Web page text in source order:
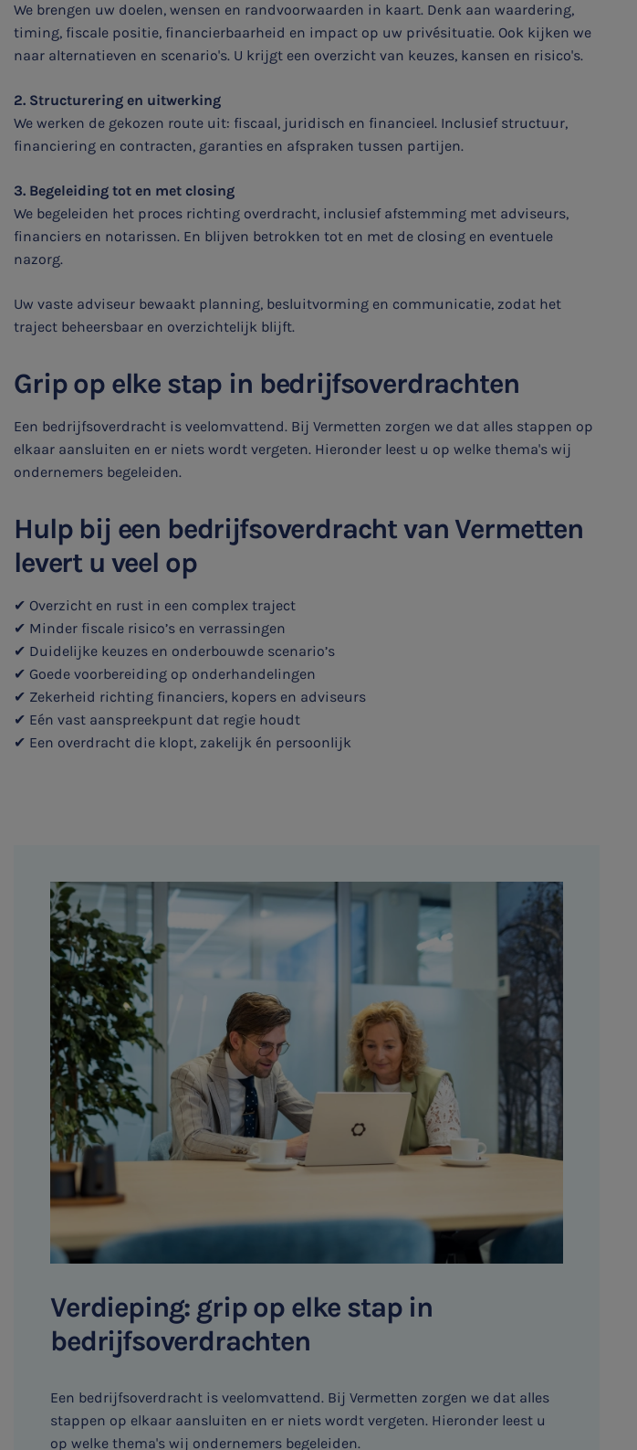
Typ hieronder uw zoekterm

Meest gezochte onderwerpen
Jaarrekening controle
Belastingadvies
E-commerce
HR Advies
Agro
We brengen uw doelen, wensen en randvoorwaarden in kaart. Denk aan waardering,
timing, fiscale positie, financierbaarheid en impact op uw privésituatie. Ook kijken we
naar alternatieven en scenario's. U krijgt een overzicht van keuzes, kansen en risico's.
2. Structurering en uitwerking
We werken de gekozen route uit: fiscaal, juridisch en financieel. Inclusief structuur,
financiering en contracten, garanties en afspraken tussen partijen.
3. Begeleiding tot en met closing
We begeleiden het proces richting overdracht, inclusief afstemming met adviseurs,
financiers en notarissen. En blijven betrokken tot en met de closing en eventuele
nazorg.
Uw vaste adviseur bewaakt planning, besluitvorming en communicatie, zodat het
traject beheersbaar en overzichtelijk blijft.
Grip op elke stap in bedrijfsoverdrachten
Een bedrijfsoverdracht is veelomvattend. Bij Vermetten zorgen we dat alles stappen op
elkaar aansluiten en er niets wordt vergeten. Hieronder leest u op welke thema's wij
ondernemers begeleiden.
Hulp bij een bedrijfsoverdracht van Vermetten
levert u veel op
✔ Overzicht en rust in een complex traject
✔ Minder fiscale risico’s en verrassingen
✔ Duidelijke keuzes en onderbouwde scenario’s
✔ Goede voorbereiding op onderhandelingen
✔ Zekerheid richting financiers, kopers en adviseurs
✔ Eén vast aanspreekpunt dat regie houdt
✔ Een overdracht die klopt, zakelijk én persoonlijk
Verdieping: grip op elke stap in
bedrijfsoverdrachten
Een bedrijfsoverdracht is veelomvattend. Bij Vermetten zorgen we dat alles
stappen op elkaar aansluiten en er niets wordt vergeten. Hieronder leest u
op welke thema's wij ondernemers begeleiden.